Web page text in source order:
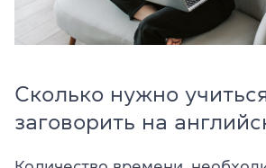
Сколько нужно
заговорить на